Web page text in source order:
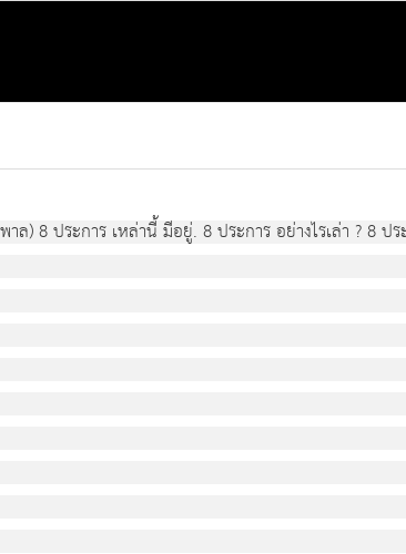
) 8 ประการ เหล่านี้ มีอยู่. 8 ประการ อย่างไรเล่า ? 8 ป